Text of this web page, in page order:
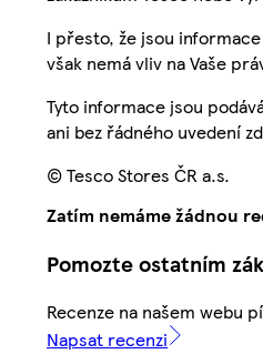
I přesto, že jsou
však nemá vliv na Vaše
Tyto informace jsou
ani bez řádného uvedení
© Tesco Stores ČR a.s.
Zatím nemáme žádnou
Pomozte ostatním
Recenze na našem webu
Napsat recenzi